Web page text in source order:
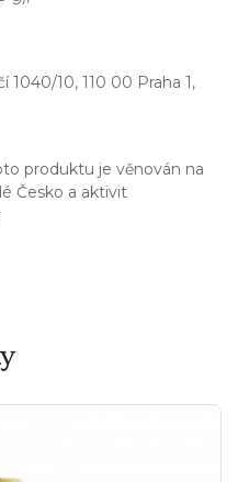
1040/10, 110 00 Praha 1,
produktu je věnován na
Česko a aktivit